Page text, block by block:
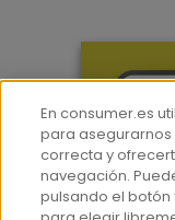
En consumer.es
para
correcta y
navegación.
pulsando el botón